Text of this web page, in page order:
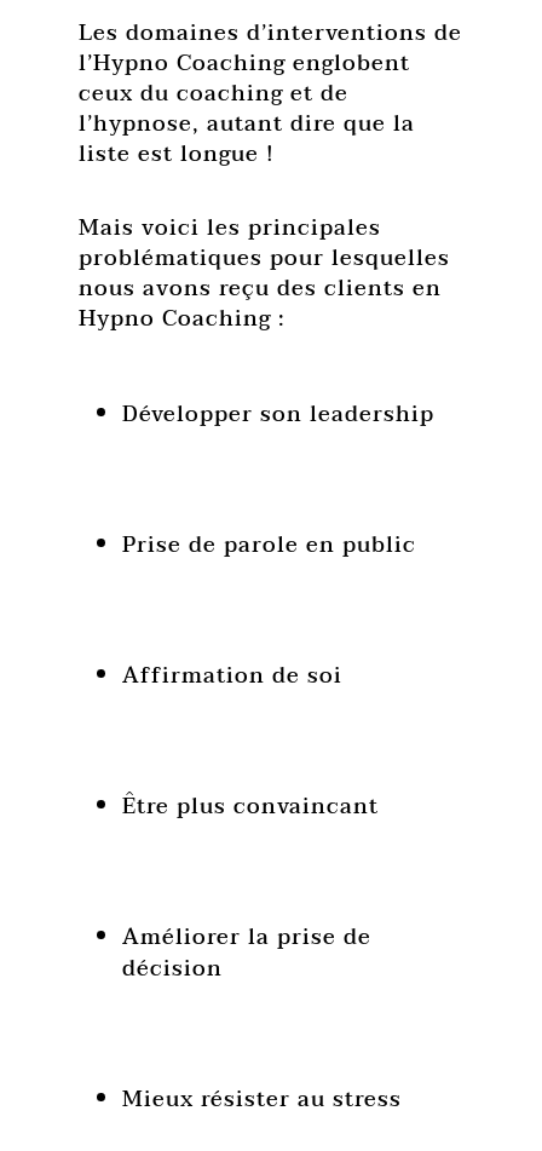
Les domaines d’interventions de
l’Hypno Coaching englobent
ceux du coaching et de
l’hypnose, autant dire que la
liste est longue !
Mais voici les principales
problématiques pour lesquelles
nous avons reçu des clients en
Hypno Coaching :
Développer son leadership
Prise de parole en public
Affirmation de soi
Être plus convaincant
Améliorer la prise de
décision
Mieux résister au stress